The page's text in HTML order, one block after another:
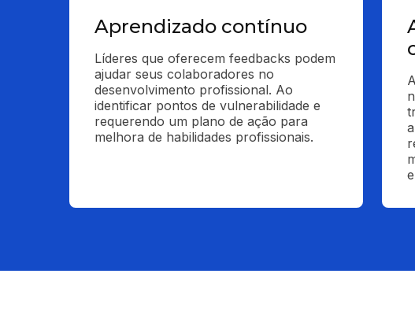
Aprendizado contínuo
Líderes que oferecem feedbacks podem
ajudar seus colaboradores no
desenvolvimento profissional. Ao
identificar pontos de vulnerabilidade e
requerendo um plano de ação para
melhora de habilidades profissionais.